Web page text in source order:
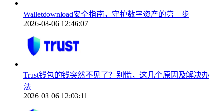
Walletdownload安全指南，守护数字资产的第一步
2026-08-06 12:46:07
Trust钱包的钱突然不见了？别慌，这几个原因及解决办
法
2026-08-06 12:03:11